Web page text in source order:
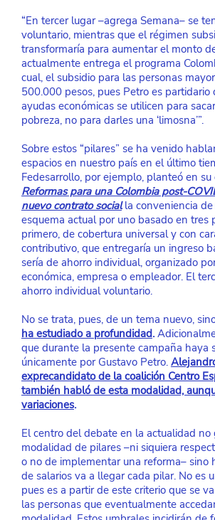
“En tercer lugar –agrega Semana– se
voluntario, mientras que el régimen
transformaría para aumentar el monto
actualmente entrega el programa
cual, el subsidio para las personas
500.000 pesos, pues Petro es partidario
ayudas económicas se utilicen para
pobreza, no para darles una ‘limosna’”.
Sobre estos “pilares” se ha venido
espacios en nuestro país en el último
Fedesarrollo, por ejemplo, planteó en
Reformas para una Colombia post-
nuevo contrato social la conveniencia
esquema actual por uno basado en tres
primero, de cobertura universal y con
contributivo, que entregaría un ingreso
sería de ahorro individual, organizado
económica, empresa o empleador. El
ahorro individual voluntario.
No se trata, pues, de un tema nuevo,
ha estudiado a profundidad.
que durante la presente campaña haya
únicamente por Gustavo Petro.
exprecandidato de la coalición Centro
también habló de esta modalidad,
variaciones.
El centro del debate en la actualidad no
modalidad de pilares –ni siquiera
o no de implementar una reforma– sino
de salarios va a llegar cada pilar. No es
pues es a partir de este criterio que se
las personas que eventualmente